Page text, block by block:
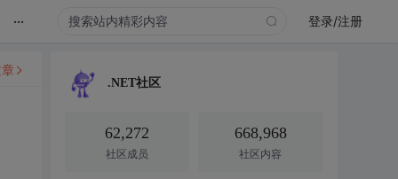
... 登录/注册
.NET社区
62,272
社区成员
668,968
社区内容